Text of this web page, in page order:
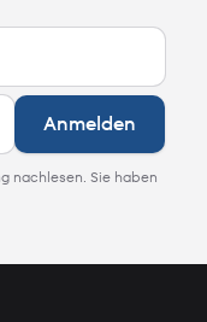
Anmelden
nachlesen. Sie haben